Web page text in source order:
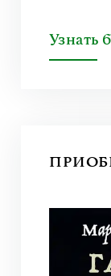
Узнать